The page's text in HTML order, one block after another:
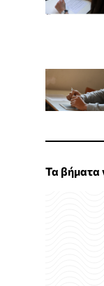
Τα βήματα